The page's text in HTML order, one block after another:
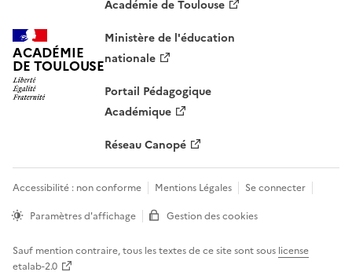
ACADÉMIE
DE TOULOUSE
Académie de Toulouse
Ministère de l'éducation
nationale
Portail Pédagogique
Académique
Réseau Canopé
Accessibilité : non conforme Mentions Légales
Se connecter
Paramètres d'affichage
Gestion des cookies
Sauf mention contraire, tous les textes de ce site sont sous license
etalab-2.0